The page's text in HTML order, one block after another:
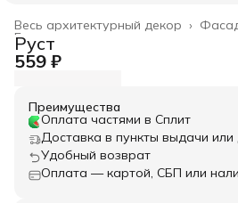
Весь архитектурный декор ›
Главная
Руст
559 ₽
Преимущества
Оплата частями в Сплит
Доставка в пункты выдачи или
Удобный возврат
Оплата — картой, СБП или